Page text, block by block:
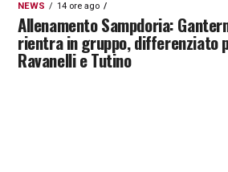
NEWS 14 ore ago
Allenamento Sampdoria:
rientra in gruppo, differenziato
Ravanelli e Tutino